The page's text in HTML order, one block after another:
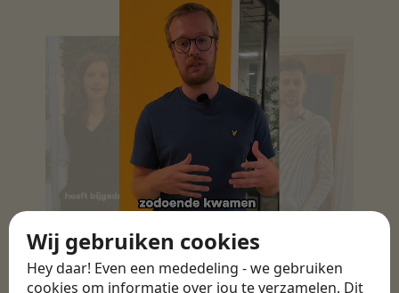
Wij gebruiken cookies
Hey daar! Even een mededeling - we gebruiken
cookies om informatie over jou te verzamelen. Dit